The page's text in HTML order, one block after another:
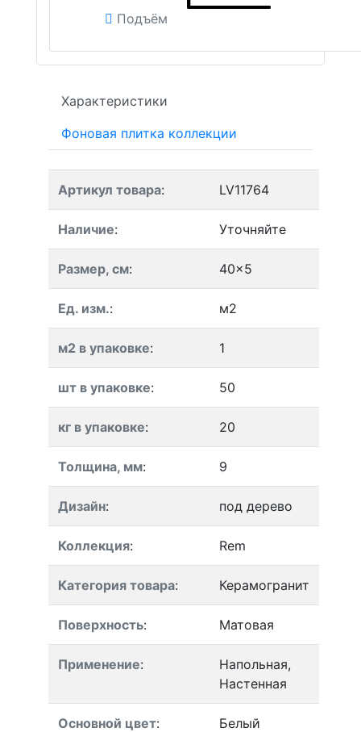
Подъём
Характеристики
Фоновая плитка коллекции
Артикул товара: LV11764
Наличие: Уточняйте
Размер, см: 40x5
Ед. изм.: м2
м2 в упаковке: 1
шт в упаковке: 50
кг в упаковке: 20
Толщина, мм: 9
Дизайн: под дерево
Коллекция: Rem
Категория товара: Керамогранит
Поверхность: Матовая
Применение:
Напольная,
Настенная
Основной цвет: Белый